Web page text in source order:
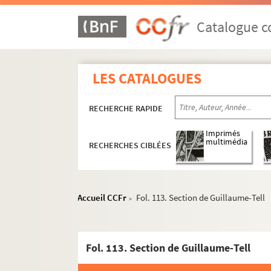
Catalogue
LES CATALOGUES
RECHERCHE RAPIDE
RECHERCHES CIBLÉES
Imprimés
multimédia
Accueil CCFr > Fol. 113. Section de Guillaume-Tell
Fol. 113. Section de Guillaume-Tell